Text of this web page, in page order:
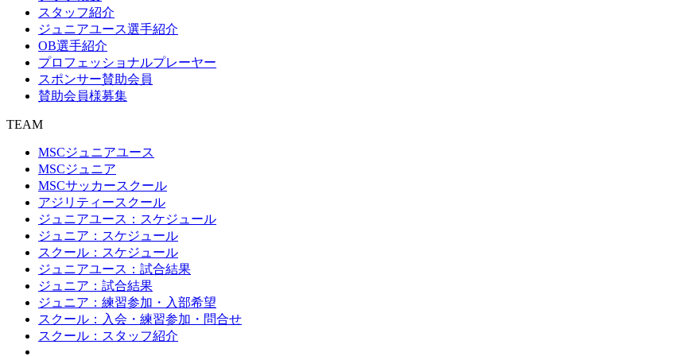
スタッフ紹介
ジュニアユース選手紹介
OB選手紹介
プロフェッショナルプレーヤー
スポンサー賛助会員
賛助会員様募集
TEAM
MSCジュニアユース
MSCジュニア
MSCサッカースクール
アジリティースクール
ジュニアユース：スケジュール
ジュニア：スケジュール
スクール：スケジュール
ジュニアユース：試合結果
ジュニア：試合結果
ジュニア：練習参加・入部希望
スクール：入会・練習参加・問合せ
スクール：スタッフ紹介